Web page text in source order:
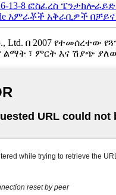
13-8 ፎስፈረስ
አምራቾች አቅራቢዎች በቻይና
Ltd. በ 2007
፣ ምርት እና ሽያጭ ያለው